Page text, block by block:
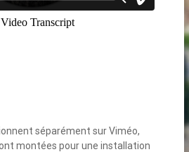
séparément sur Viméo,
montées pour une installation